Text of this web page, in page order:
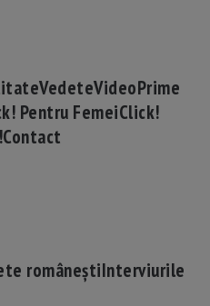
VedeteVideoPrime
Pentru FemeiClick!
Contact
româneștiInterviurile